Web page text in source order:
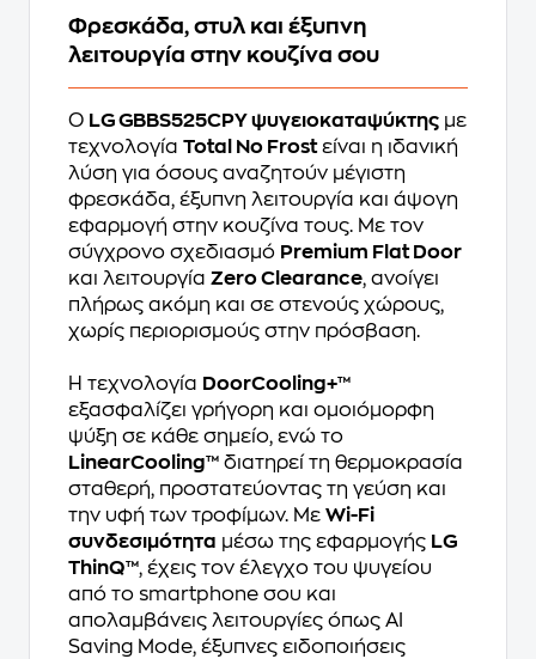
Φρεσκάδα, στυλ και έξυπνη
λειτουργία στην κουζίνα σου
Ο LG GBBS525CPY ψυγειοκαταψύκτης με
τεχνολογία Total No Frostείναι η ιδανική
λύση για όσους αναζητούν μέγιστη
φρεσκάδα, έξυπνη λειτουργία και άψογη
εφαρμογή στην κουζίνα τους. Με τον
σύγχρονο σχεδιασμό Premium Flat Door
και λειτουργία Zero Clearance, ανοίγει
πλήρως ακόμη και σε στενούς χώρους,
χωρίς περιορισμούς στην πρόσβαση.
Η τεχνολογία DoorCooling+™
εξασφαλίζει γρήγορη και ομοιόμορφη
ψύξη σε κάθε σημείο, ενώ το
LinearCooling™ διατηρεί τη θερμοκρασία
σταθερή, προστατεύοντας τη γεύση και
την υφή των τροφίμων. Με Wi-Fi
συνδεσιμότητα μέσω της εφαρμογής LG
ThinQ™, έχεις τον έλεγχο του ψυγείου
από το smartphone σου και
απολαμβάνεις λειτουργίες όπως AI
Saving Mode, έξυπνες ειδοποιήσεις